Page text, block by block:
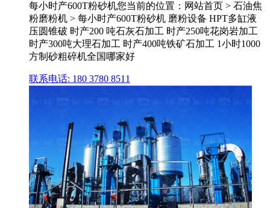
每小时产600T粉砂机您当前的位置：网站首页 > 石油焦
粉磨粉机 > 每小时产600T粉砂机 磨粉设备 HPT多缸液
压圆锥破 时产200 吨石灰石加工 时产250吨花岗岩加工
时产300吨大理石加工 时产400吨铁矿石加工 1小时1000
方制砂粗碎机全国哪家好
联系电话: 180 3780 8511